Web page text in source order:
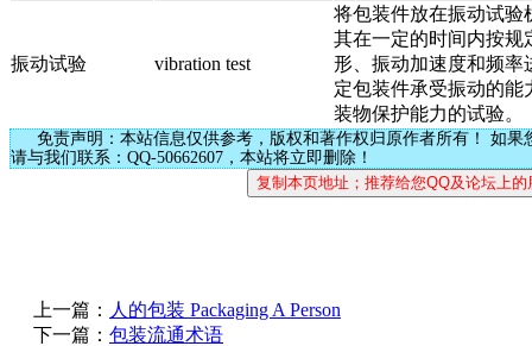
振动试验 vibration test
将包装件放在振动试验
其在一定的时间内按规
形、振动加速度和频率
定包装件承受振动的能
装物保护能力的试验。
免责声明：本站信息仅供参考，版权和著作权归原作者所有！ 如果
请与我们联系：QQ-50662607，本站将立即删除！
上一篇： 人的包装 Packaging A Person
下一篇： 包装流通术语